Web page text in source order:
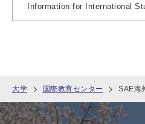
大学 国際教育センター SAE海
Information for International